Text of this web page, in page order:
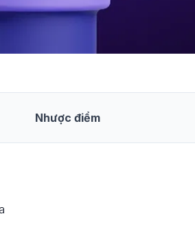
Nhược điểm